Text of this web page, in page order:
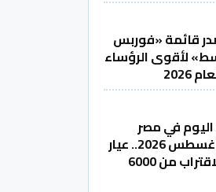
قائمة «فوربس
لأقوى الرؤساء
في مصر
الخميس 6 أغسطس 2026.. عيار
21 يواصل الاقتراب من 6000